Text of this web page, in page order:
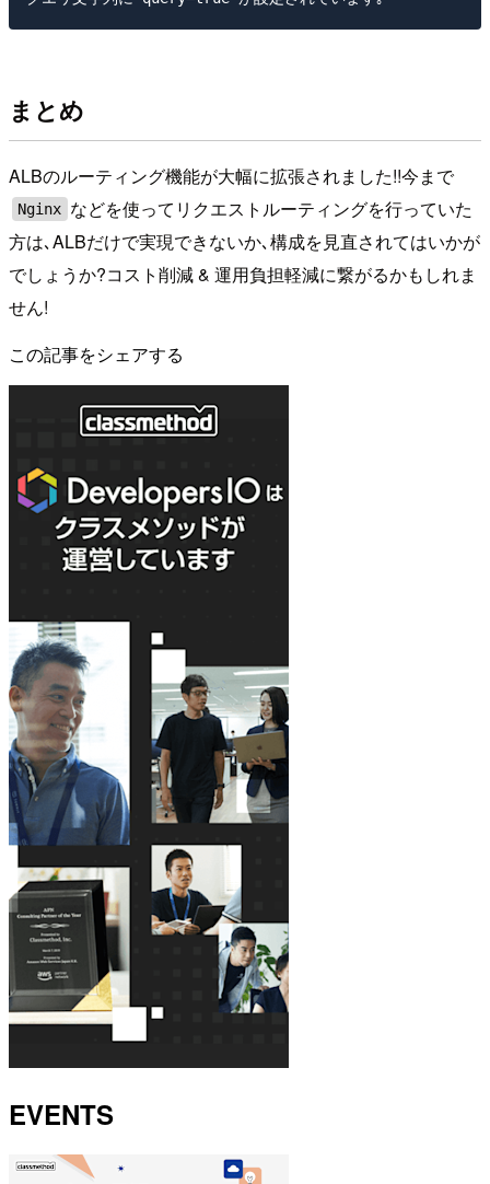
まとめ
ALBのルーティング機能が大幅に拡張されました!!今まで
Nginx などを使ってリクエストルーティングを行っていた
方は､ALBだけで実現できないか､構成を見直されてはいかが
でしょうか?コスト削減 & 運用負担軽減に繋がるかもしれま
せん!
この記事をシェアする
EVENTS